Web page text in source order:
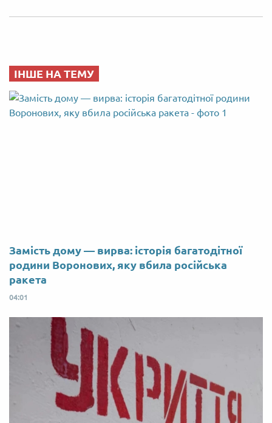
ІНШЕ НА ТЕМУ
Замість дому — вирва: історія багатодітної
родини Воронових, яку вбила російська
ракета
04:01